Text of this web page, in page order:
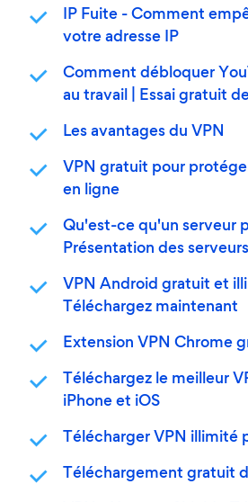
IP Fuite - Comment
votre adresse IP
Comment débloquer
au travail | Essai gratuit
Les avantages du VPN
VPN gratuit pour
en ligne
Qu'est-ce qu'un serveur
Présentation des
VPN Android gratuit et
Téléchargez maintenant
Extension VPN Chrome
Téléchargez le meilleur
iPhone et iOS
Télécharger VPN illimité
Téléchargement gratuit